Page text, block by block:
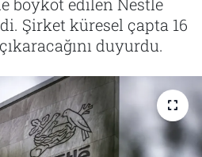
boykot edilen Nestle
Şirket küresel çapta 16
duyurdu.